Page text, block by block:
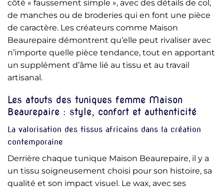
côté « faussement simple », avec des détails de col,
de manches ou de broderies qui en font une pièce
de caractère. Les créateurs comme Maison
Beaurepaire démontrent qu’elle peut rivaliser avec
n’importe quelle pièce tendance, tout en apportant
un supplément d’âme lié au tissu et au travail
artisanal.
Les atouts des tuniques femme Maison
Beaurepaire : style, confort et authenticité
La valorisation des tissus africains dans la création
contemporaine
Derrière chaque tunique Maison Beaurepaire, il y a
un tissu soigneusement choisi pour son histoire, sa
qualité et son impact visuel. Le wax, avec ses